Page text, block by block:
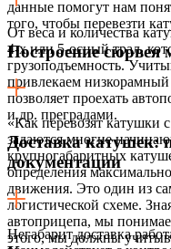
данные помогут нам
того, чтобы перевезти
От веса и количества
4-х или 5-осный трал,
грузоподъемность.
привлекаем
позволяет проехать
и др. преградами.
Построение сюрвея
«Как перевозят катушки
задаются многие
крупногабаритных
определения
движения. Это один из
логистической схеме.
автоприцепа, мы
этого, мы должны
Доставка катушек:
документации
Негабарит доставка